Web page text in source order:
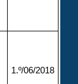
1.º/06/2018